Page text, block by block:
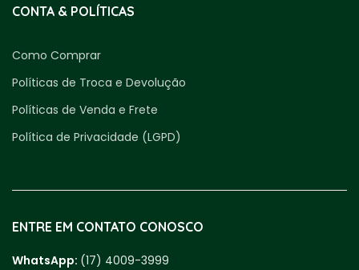
CONTA & POLÍTICAS
Como Comprar
Políticas de Troca e Devolução
Políticas de Venda e Frete
Política de Privacidade (LGPD)
ENTRE EM CONTATO CONOSCO
WhatsApp: (17) 4009-3999